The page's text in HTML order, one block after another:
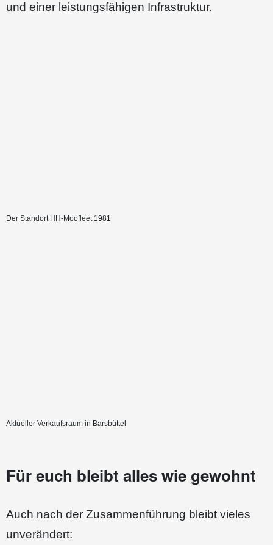
und einer leistungsfähigen Infrastruktur.
Der Standort HH-Moofleet 1981
Aktueller Verkaufsraum in Barsbüttel
Für euch bleibt alles wie gewohnt
Auch nach der Zusammenführung bleibt vieles
unverändert: